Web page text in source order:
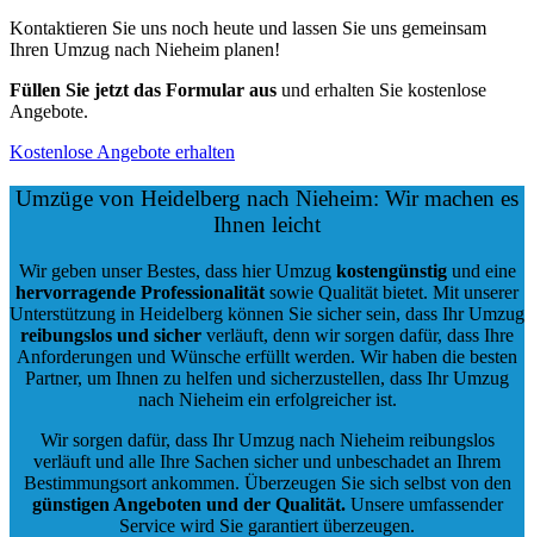
Kontaktieren Sie uns noch heute und lassen Sie uns gemeinsam
Ihren Umzug nach Nieheim planen!
Füllen Sie jetzt das Formular aus und erhalten Sie kostenlose
Angebote.
Kostenlose Angebote erhalten
Umzüge von Heidelberg nach Nieheim: Wir machen es
Ihnen leicht
Wir geben unser Bestes, dass hier Umzug kostengünstigund eine
hervorragende Professionalität sowie Qualität bietet. Mit unserer
Unterstützung in Heidelberg können Sie sicher sein, dass Ihr Umzug
reibungslos und sicher verläuft, denn wir sorgen dafür, dass Ihre
Anforderungen und Wünsche erfüllt werden. Wir haben die besten
Partner, um Ihnen zu helfen und sicherzustellen, dass Ihr Umzug
nach Nieheim ein erfolgreicher ist.
Wir sorgen dafür, dass Ihr Umzug nach Nieheim reibungslos
verläuft und alle Ihre Sachen sicher und unbeschadet an Ihrem
Bestimmungsort ankommen. Überzeugen Sie sich selbst von den
günstigen Angeboten und der Qualität.Unsere umfassender
Service wird Sie garantiert überzeugen.